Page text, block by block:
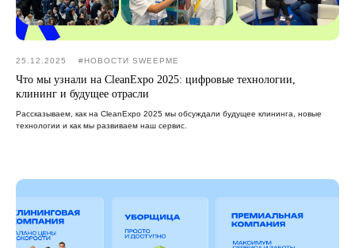
25.12.2025 #НОВОСТИ SWEEPME
Что мы узнали на CleanExpo 2025: цифровые технологии,
клининг и будущее отрасли
Рассказываем, как на CleanExpo 2025 мы обсуждали будущее клининга, новые
технологии и как мы развиваем наш сервис.